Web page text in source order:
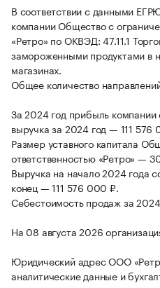
В соответствии с данными
компании Общество с
«Ретро» по ОКВЭД: 47.11.1
замороженными продуктами в
магазинах.
Общее количество
За 2024 год прибыль
выручка за 2024 год — 111 576
Размер уставного капитала
ответственностью «Ретро» —
Выручка на начало 2024 года
конец — 111 576 000 ₽.
Себестоимость продаж за
На 08 августа 2026
Юридический адрес ООО
аналитические данные и